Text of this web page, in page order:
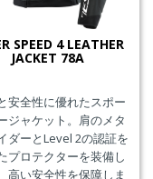
SPEED 4 LEATHER
JACKET 78A
安全性に優れたスポー
ジャケット。肩のメタ
ダーとLevel 2の認証を
プロテクターを装備し
高い安全性を保障しま